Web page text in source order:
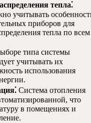
тепла⁚
учитывать
приборов для
тепла по всем
типа системы
учитывать их
использования
Система отопления
что
в помещениях и